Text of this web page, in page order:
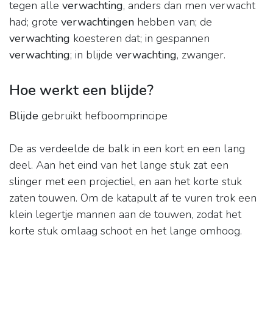
tegen alle verwachting, anders dan men verwacht
had; grote verwachtingen hebben van; de
verwachting koesteren dat; in gespannen
verwachting; in blijde verwachting, zwanger.
Hoe werkt een blijde?
Blijde gebruikt hefboomprincipe
De as verdeelde de balk in een kort en een lang
deel. Aan het eind van het lange stuk zat een
slinger met een projectiel, en aan het korte stuk
zaten touwen. Om de katapult af te vuren trok een
klein legertje mannen aan de touwen, zodat het
korte stuk omlaag schoot en het lange omhoog.